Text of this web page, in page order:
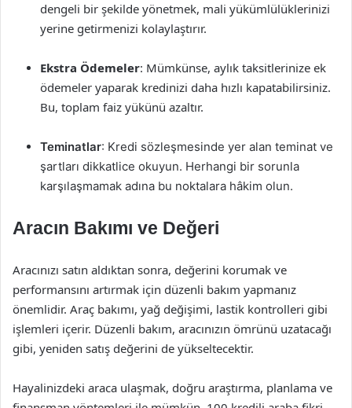
dengeli bir şekilde yönetmek, mali yükümlülüklerinizi
yerine getirmenizi kolaylaştırır.
Ekstra Ödemeler: Mümkünse, aylık taksitlerinize ek
ödemeler yaparak kredinizi daha hızlı kapatabilirsiniz.
Bu, toplam faiz yükünü azaltır.
Teminatlar: Kredi sözleşmesinde yer alan teminat ve
şartları dikkatlice okuyun. Herhangi bir sorunla
karşılaşmamak adına bu noktalara hâkim olun.
Aracın Bakımı ve Değeri
Aracınızı satın aldıktan sonra, değerini korumak ve
performansını artırmak için düzenli bakım yapmanız
önemlidir. Araç bakımı, yağ değişimi, lastik kontrolleri gibi
işlemleri içerir. Düzenli bakım, aracınızın ömrünü uzatacağı
gibi, yeniden satış değerini de yükseltecektir.
Hayalinizdeki araca ulaşmak, doğru araştırma, planlama ve